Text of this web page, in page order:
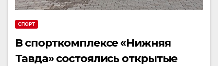
СПОРТ
В спорткомплексе «Нижняя
Тавда» состоялись открытые